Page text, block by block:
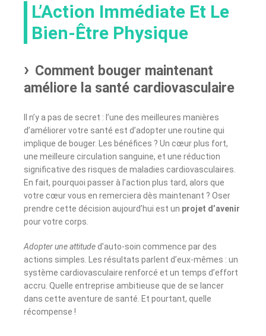
L’Action Immédiate Et Le
Bien-Être Physique
Comment bouger maintenant
améliore la santé cardiovasculaire
Il n’y a pas de secret : l’une des meilleures manières
d’améliorer votre santé est d’adopter une routine qui
implique de bouger. Les bénéfices ? Un cœur plus fort,
une meilleure circulation sanguine, et une réduction
significative des risques de maladies cardiovasculaires.
En fait, pourquoi passer à l’action plus tard, alors que
votre cœur vous en remerciera dès maintenant ? Oser
prendre cette décision aujourd’hui est un projet d’avenir
pour votre corps.
Adopter une attitude d’auto-soin commence par des
actions simples. Les résultats parlent d’eux-mêmes : un
système cardiovasculaire renforcé et un temps d’effort
accru. Quelle entreprise ambitieuse que de se lancer
dans cette aventure de santé. Et pourtant, quelle
récompense !